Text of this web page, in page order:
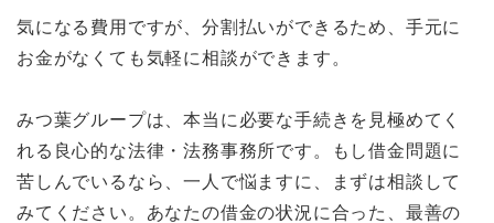
気になる費用ですが、分割払いができるため、手元に
お金がなくても気軽に相談ができます。
みつ葉グループは、本当に必要な手続きを見極めてく
れる良心的な法律・法務事務所です。もし借金問題に
苦しんでいるなら、一人で悩ますに、まずは相談して
みてください。あなたの借金の状況に合った、最善の